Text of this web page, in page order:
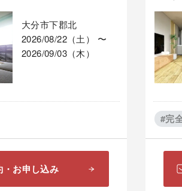
大分市下郡北
2026/08/22（土） 〜
2026/09/03（木）
・お申し込み
#完